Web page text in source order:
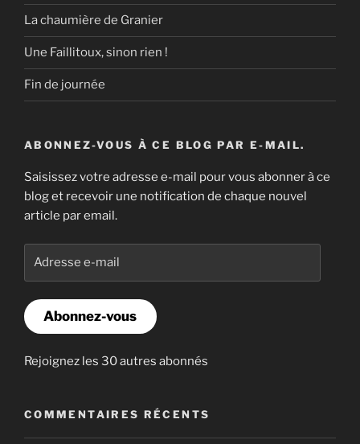
La chaumière de Granier
Une Faillitoux, sinon rien !
Fin de journée
ABONNEZ-VOUS À CE BLOG PAR E-MAIL.
Saisissez votre adresse e-mail pour vous abonner à ce
blog et recevoir une notification de chaque nouvel
article par email.
Abonnez-vous
Rejoignez les 30 autres abonnés
COMMENTAIRES RÉCENTS